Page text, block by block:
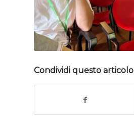
Condividi questo articolo